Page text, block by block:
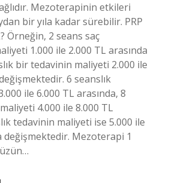
Mezoterapinin etkileri
bir yıla kadar sürebilir. PRP
Örneğin, 2 seans saç
1.000 ile 2.000 TL arasında
bir tedavinin maliyeti 2.000 ile
6 seanslık
ile 6.000 TL arasında, 8
4.000 ile 8.000 TL
tedavinin maliyeti ise 5.000 ile
değişmektedir. Mezoterapi 1